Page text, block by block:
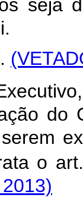
seja
do
o